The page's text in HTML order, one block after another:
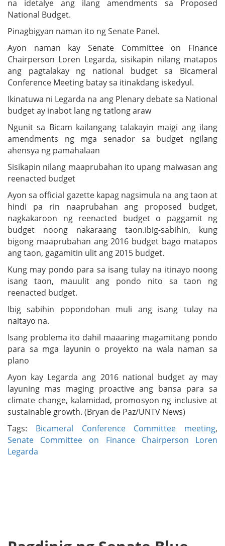
na idetalye ang ilang amendments sa Proposed
National Budget.
Pinagbigyan naman ito ng Senate Panel.
Ayon naman kay Senate Committee on Finance
Chairperson Loren Legarda, sisikapin nilang matapos
ang pagtalakay ng national budget sa Bicameral
Conference Meeting batay sa itinakdang iskedyul.
Ikinatuwa ni Legarda na ang Plenary debate sa National
budget ay inabot lang ng tatlong araw
Ngunit sa Bicam kailangang talakayin maigi ang ilang
amendments ng mga senador sa budget ngilang
ahensya ng pamahalaan
Sisikapin nilang maaprubahan ito upang maiwasan ang
reenacted budget
Ayon sa official gazette kapag nagsimula na ang taon at
hindi pa rin naaprubahan ang proposed budget,
nagkakaroon ng reenacted budget o paggamit ng
budget noong nakaraang taon.ibig-sabihin, kung
bigong maaprubahan ang 2016 budget bago matapos
ang taon, gagamitin ulit ang 2015 budget.
Kung may pondo para sa isang tulay na itinayo noong
isang taon, mauulit ang pondo nito sa taon ng
reenacted budget.
Ibig sabihin popondohan muli ang isang tulay na
naitayo na.
Isang problema ito dahil maaaring magamitang pondo
para sa mga layunin o proyekto na wala naman sa
plano
Ayon kay Legarda ang 2016 national budget ay may
layuning mas maging proactive ang bansa para sa
climate change, kalamidad, promosyon ng inclusive at
sustainable growth. (Bryan de Paz/UNTV News)
Tags: Bicameral Conference Committee meeting,
Senate Committee on Finance Chairperson Loren
Legarda